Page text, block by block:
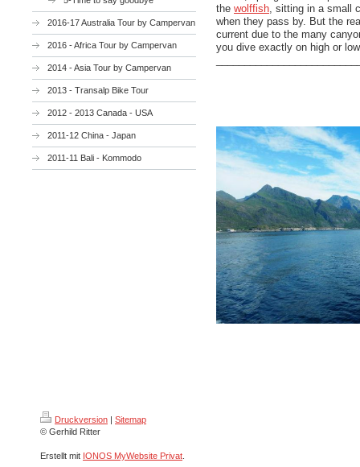
2016-17 Australia Tour by Campervan
2016 - Africa Tour by Campervan
2014 - Asia Tour by Campervan
2013 - Transalp Bike Tour
2012 - 2013 Canada - USA
2011-12 China - Japan
2011-11 Bali - Kommodo
the wolffish, sitting in a small
when they pass by. But the
current due to the many
you dive exactly on high or
Druckversion | Sitemap
© Gerhild Ritter
Erstellt mit IONOS MyWebsite Privat